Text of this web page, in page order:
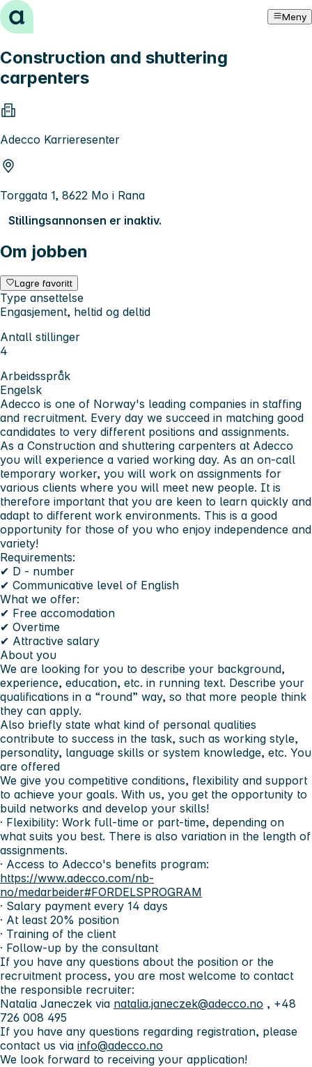
Hopp til innhold Meny
Construction and shuttering
carpenters
Adecco Karrieresenter
Torggata 1, 8622 Mo i Rana
Stillingsannonsen er inaktiv.
Om jobben
Lagre favoritt
Type ansettelse
Engasjement, heltid og deltid
Antall stillinger
4
Arbeidsspråk
Engelsk
Adecco is one of Norway's leading companies in staffing
and recruitment. Every day we succeed in matching good
candidates to very different positions and assignments.
As a Construction and shuttering carpenters at Adecco
you will experience a varied working day. As an on-call
temporary worker, you will work on assignments for
various clients where you will meet new people. It is
therefore important that you are keen to learn quickly and
adapt to different work environments. This is a good
opportunity for those of you who enjoy independence and
variety!
Requirements:
✔ D - number
✔ Communicative level of English
What we offer:
✔ Free accomodation
✔ Overtime
✔ Attractive salary
About you
We are looking for you to describe your background,
experience, education, etc. in running text. Describe your
qualifications in a “round” way, so that more people think
they can apply.
Also briefly state what kind of personal qualities
contribute to success in the task, such as working style,
personality, language skills or system knowledge, etc. You
are offered
We give you competitive conditions, flexibility and support
to achieve your goals. With us, you get the opportunity to
build networks and develop your skills!
· Flexibility: Work full-time or part-time, depending on
what suits you best. There is also variation in the length of
assignments.
· Access to Adecco's benefits program:
https://www.adecco.com/nb-
no/medarbeider#FORDELSPROGRAM
· Salary payment every 14 days
· At least 20% position
· Training of the client
· Follow-up by the consultant
If you have any questions about the position or the
recruitment process, you are most welcome to contact
the responsible recruiter:
Natalia Janeczek via natalia.janeczek@adecco.no , +48
726 008 495
If you have any questions regarding registration, please
contact us via info@adecco.no
We look forward to receiving your application!